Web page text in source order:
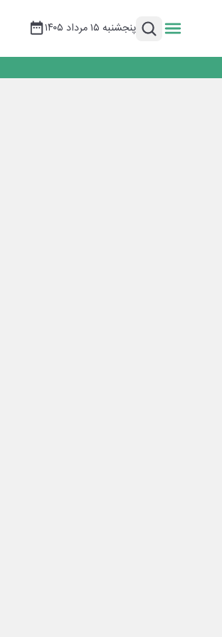
پنجشنبه ۱۵ مرداد ۱۴۰۵